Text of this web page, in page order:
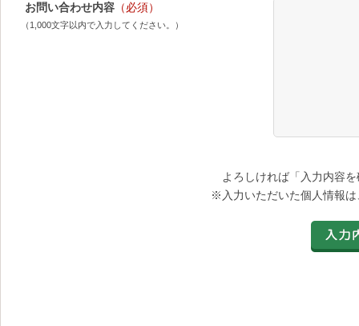
お問い合わせ内容 （必須）
（1,000文字以内で入力してください。）
よろしければ「入力内容
※入力いただいた個人情報